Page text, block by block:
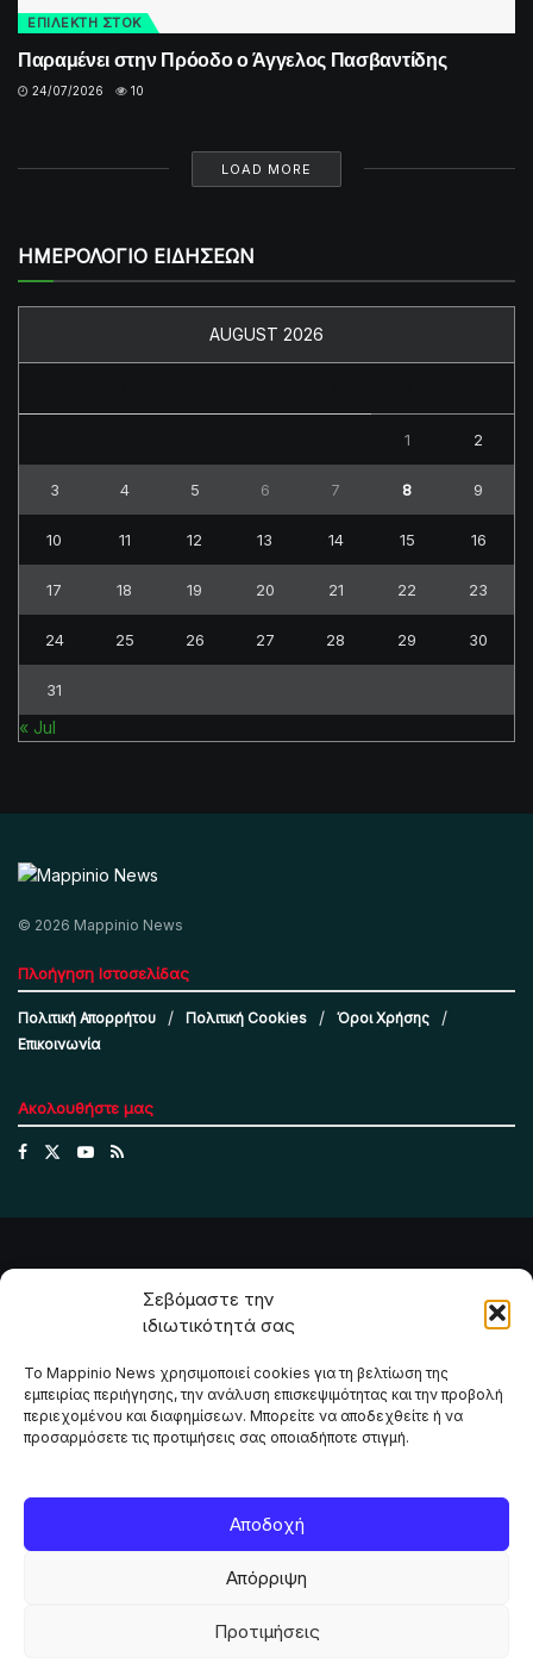
Σεβόμαστε την
ιδιωτικότητά σας
Το Mappinio News χρησιμοποιεί cookies για τη βελτίωση της
εμπειρίας περιήγησης, την ανάλυση επισκεψιμότητας και την προβολή
περιεχομένου και διαφημίσεων. Μπορείτε να αποδεχθείτε ή να
προσαρμόσετε τις προτιμήσεις σας οποιαδήποτε στιγμή.
Αποδοχή
Απόρριψη
Προτιμήσεις
ΕΠΙΛΕΚΤΗ ΣΤΟΚ
Παραμένει στην Πρόοδο ο Άγγελος Πασβαντίδης
24/07/2026 10
LOAD MORE
ΗΜΕΡΟΛΟΓΙΟ ΕΙΔΗΣΕΩΝ
AUGUST 2026
1 2
3 4 5 6 7 8 9
10 11 12 13 14 15 16
17 18 19 20 21 22 23
24 25 26 27 28 29 30
31
« Jul
© 2026 Mappinio News
Πλοήγηση Ιστοσελίδας
Πολιτική Απορρήτου Πολιτική Cookies
Όροι Χρήσης
Επικοινωνία
Ακολουθήστε μας
Το Mappinio.net χρησιμοποιεί cookies για τη σωστή
λειτουργία της ιστοσελίδας, την ανάλυση επισκεψιμότητας
και την προβολή εξατομικευμένου περιεχομένου. Πατώντας
αλλάξετε τις προτιμήσεις σας οποιαδήποτε στιγμή.